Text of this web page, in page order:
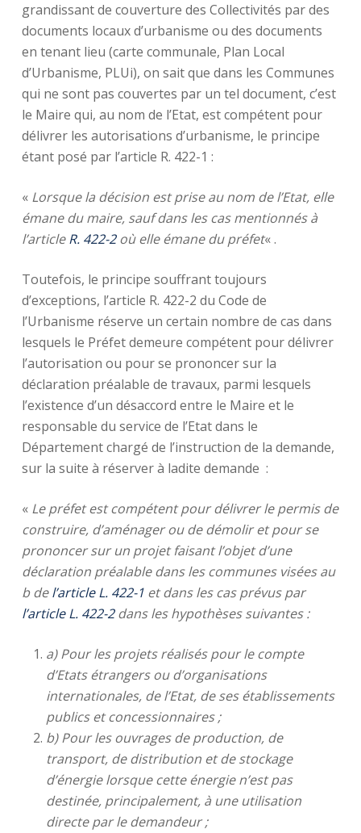
grandissant de couverture des Collectivités par des
documents locaux d’urbanisme ou des documents
en tenant lieu (carte communale, Plan Local
d’Urbanisme, PLUi), on sait que dans les Communes
qui ne sont pas couvertes par un tel document, c’est
le Maire qui, au nom de l’Etat, est compétent pour
délivrer les autorisations d’urbanisme, le principe
étant posé par l’article R. 422-1 :
« Lorsque la décision est prise au nom de l’Etat, elle
émane du maire, sauf dans les cas mentionnés à
l’articleR. 422-2où elle émane du préfet« .
Toutefois, le principe souffrant toujours
d’exceptions, l’article R. 422-2 du Code de
l’Urbanisme réserve un certain nombre de cas dans
lesquels le Préfet demeure compétent pour délivrer
l’autorisation ou pour se prononcer sur la
déclaration préalable de travaux, parmi lesquels
l’existence d’un désaccord entre le Maire et le
responsable du service de l’Etat dans le
Département chargé de l’instruction de la demande,
sur la suite à réserver à ladite demande :
« Le préfet est compétent pour délivrer le permis de
construire, d’aménager ou de démolir et pour se
prononcer sur un projet faisant l’objet d’une
déclaration préalable dans les communes visées au
b del’article L. 422-1 et dans les cas prévus par
l’article L. 422-2dans les hypothèses suivantes :
a) Pour les projets réalisés pour le compte
d’Etats étrangers ou d’organisations
internationales, de l’Etat, de ses établissements
publics et concessionnaires ;
b) Pour les ouvrages de production, de
transport, de distribution et de stockage
d’énergie lorsque cette énergie n’est pas
destinée, principalement, à une utilisation
directe par le demandeur ;